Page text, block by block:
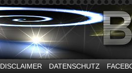
News und Infos zum Thema
DISCLAIMER DATENSCHUTZ